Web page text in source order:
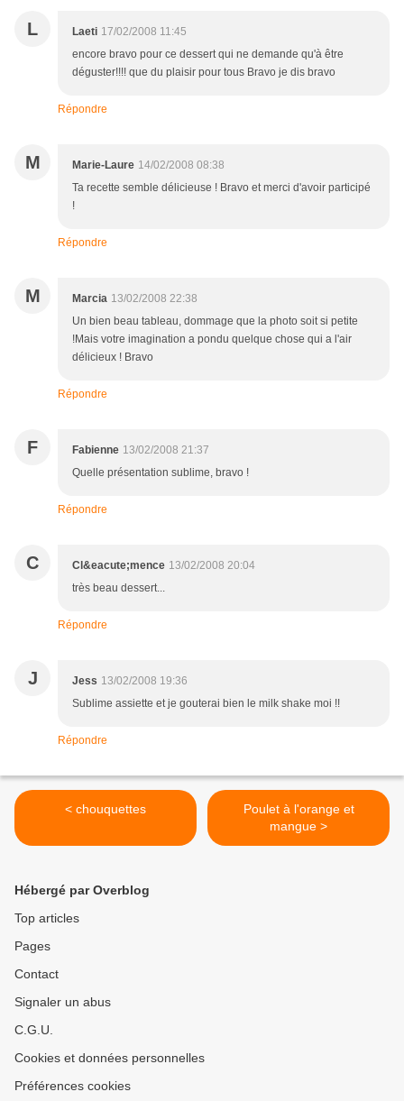
L Laeti 17/02/2008 11:45
encore bravo pour ce dessert qui ne demande qu'à être
déguster!!!! que du plaisir pour tous Bravo je dis bravo
Répondre
M Marie-Laure 14/02/2008 08:38
Ta recette semble délicieuse ! Bravo et merci d'avoir participé
!
Répondre
M Marcia 13/02/2008 22:38
Un bien beau tableau, dommage que la photo soit si petite
!Mais votre imagination a pondu quelque chose qui a l'air
délicieux ! Bravo
Répondre
F Fabienne 13/02/2008 21:37
Quelle présentation sublime, bravo !
Répondre
C Cl&eacute;mence 13/02/2008 20:04
très beau dessert...
Répondre
J Jess 13/02/2008 19:36
Sublime assiette et je gouterai bien le milk shake moi !!
Répondre
< chouquettes
Poulet à l'orange et
mangue >
Hébergé par Overblog
Top articles
Pages
Contact
Signaler un abus
C.G.U.
Cookies et données personnelles
Préférences cookies